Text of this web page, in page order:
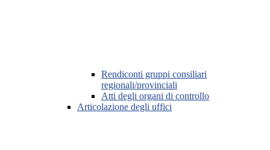
Rendiconti gruppi consiliari
regionali/provinciali
Atti degli organi di controllo
Articolazione degli uffici